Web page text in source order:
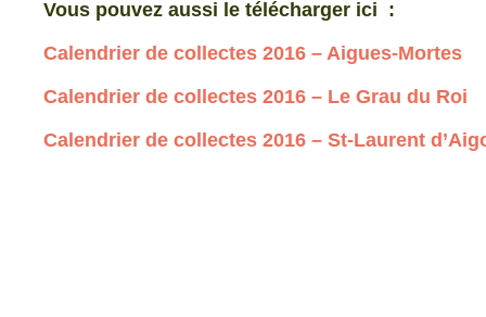
Vous pouvez aussi le télécharger ici :
Calendrier de collectes 2016 – Aigues-Mortes
Calendrier de collectes 2016 – Le Grau du Roi
Calendrier de collectes 2016 – St-Laurent